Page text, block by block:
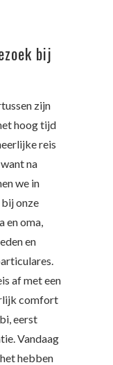
bij
zijn
hoog tijd
reis
na
we in
onze
en oma,
en
af met een
comfort
eerst
Vandaag
hebben